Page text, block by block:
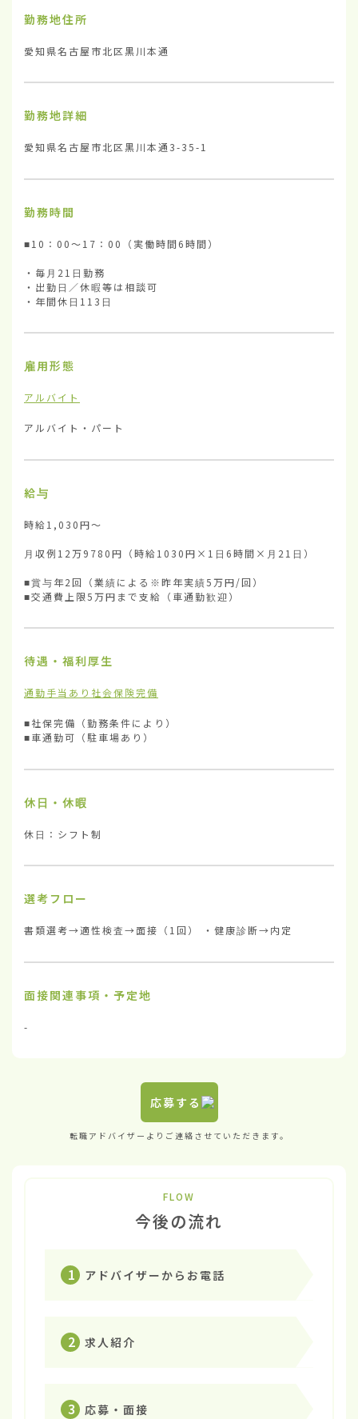
勤務地住所
愛知県名古屋市北区黒川本通
勤務地詳細
愛知県名古屋市北区黒川本通3-35-1
勤務時間
■10：00〜17：00（実働時間6時間）
・毎月21日勤務
・出勤日／休暇等は相談可
・年間休日113日
雇用形態
アルバイト
アルバイト・パート
給与
時給1,030円〜
月収例12万9780円（時給1030円×1日6時間×月21日）
■賞与年2回（業績による※昨年実績5万円/回）
■交通費上限5万円まで支給（車通勤歓迎）
待遇・福利厚生
通勤手当あり 社会保険完備
■社保完備（勤務条件により）
■車通勤可（駐車場あり）
休日・休暇
休日：シフト制
選考フロー
書類選考→適性検査→面接（1回） ・健康診断→内定
面接関連事項・予定地
-
応募する
転職アドバイザーよりご連絡させていただきます。
FLOW
今後の流れ
1 アドバイザーからお電話
2 求人紹介
3 応募・面接